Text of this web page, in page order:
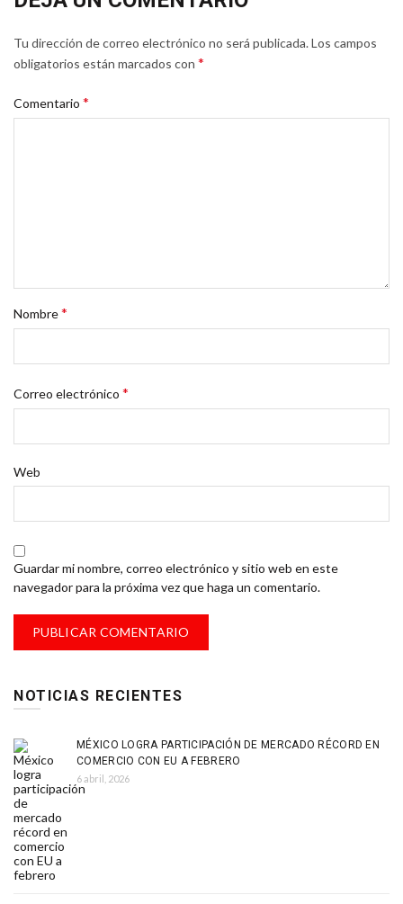
Tu dirección de correo electrónico no será publicada.Los campos
obligatorios están marcados con *
Comentario *
Nombre*
Correo electrónico *
Web
Guardar mi nombre, correo electrónico y sitio web en este
navegador para la próxima vez que haga un comentario.
NOTICIAS RECIENTES
MÉXICO LOGRA PARTICIPACIÓN DE MERCADO RÉCORD EN
COMERCIO CON EU A FEBRERO
6 abril, 2026